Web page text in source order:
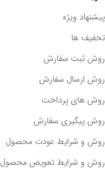
پیشنهاد ویژه
تخفیف ها
روش ثبت سفارش
روش ارسال سفارش
روش های پرداخت
روش پیگیری سفارش
روش و شرایط عودت محصول
روش و شرایط تعویض محصول